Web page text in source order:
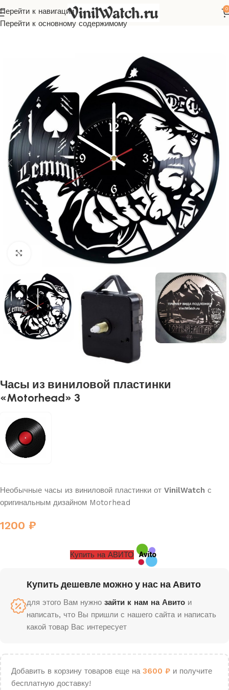
Перейти к навигации
Перейти к основному содержимому
0
Часы из виниловой пластинки Зарубежная музыка
Нажмите, чтобы увеличить
Часы из виниловой пластинки
«Motorhead» 3
Необычные часы из виниловой пластинки от VinilWatch с
оригинальным дизайном Motorhead
1200 ₽
Купить на АВИТО
Купить дешевле можно у нас на Авито
для этого Вам нужно зайти к нам на Авито и
написать, что Вы пришли с нашего сайта и написать
какой товар Вас интересует
Добавить в корзину товаров еще на 3600 ₽ и получите
бесплатную доставку!